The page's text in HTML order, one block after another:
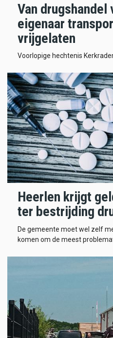
Van drugshandel
eigenaar
vrijgelaten
Voorlopige hechtenis
Heerlen krijgt
ter bestrijding
De gemeente moet wel zelf
komen om de meest